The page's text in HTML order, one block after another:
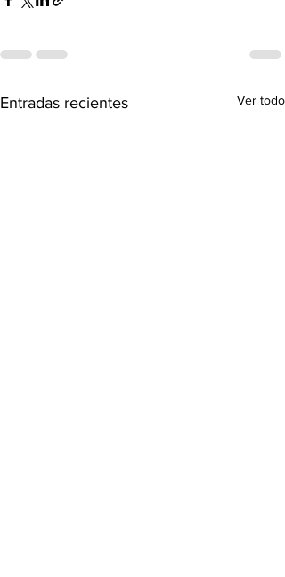
Entradas recientes Ver todo